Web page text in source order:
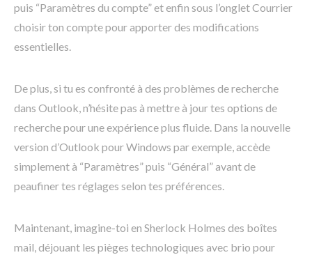
puis “Paramètres du compte” et enfin sous l’onglet Courrier
choisir ton compte pour apporter des modifications
essentielles.
De plus, si tu es confronté à des problèmes de recherche
dans Outlook, n’hésite pas à mettre à jour tes options de
recherche pour une expérience plus fluide. Dans la nouvelle
version d’Outlook pour Windows par exemple, accède
simplement à “Paramètres” puis “Général” avant de
peaufiner tes réglages selon tes préférences.
Maintenant, imagine-toi en Sherlock Holmes des boîtes
mail, déjouant les pièges technologiques avec brio pour